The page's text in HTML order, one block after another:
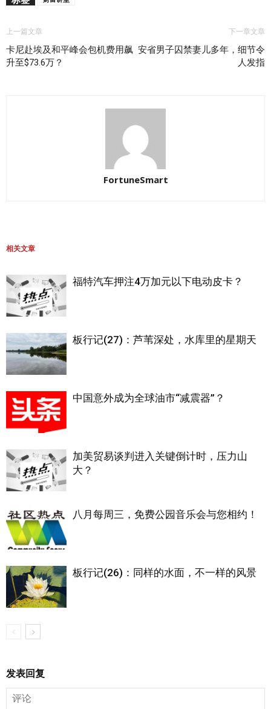
上一篇文章
卡尼赴埃及和平峰会包机费用飙
升至$73.6万？
下一章文章
安省男子囚禁妻儿多年，细节令
人发指
FortuneSmart
相关文章
福特汽车押注4万加元以下电动皮卡？
板行记(27)：芦苇深处，水库里的星期天
中国意外成为全球油市“减震器”？
加美贸易谈判进入关键倒计时，压力山
大？
八月每周三，免费公园音乐会与您相约！
板行记(26)：同样的水面，不一样的风景
发表回复